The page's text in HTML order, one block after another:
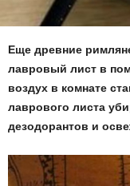
Еще древние
лавровый лист в
воздух в комнате
лаврового листа
дезодорантов и